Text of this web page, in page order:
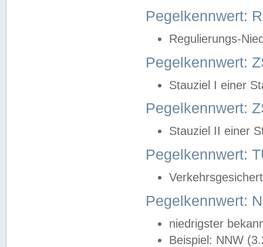
Pegelkennwert:
Regulierungs-
Pegelkennwert:
Stauziel I einer
Pegelkennwert:
Stauziel II einer
Pegelkennwert:
Pegelkennwert:
niedrigster
Beispiel: NNW